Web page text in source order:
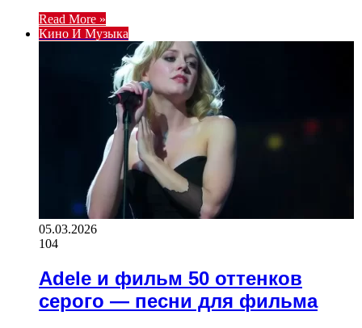
Read More »
Кино И Музыка
05.03.2026
104
Adele и фильм 50 оттенков
серого — песни для фильма